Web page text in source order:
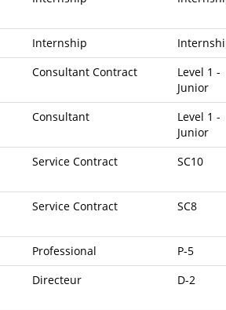
Internship
Consultant Contract
Level 1 -
Junior
Consultant
Level 1 -
Junior
Service Contract SC10
Service Contract SC8
Professional P-5
Directeur D-2